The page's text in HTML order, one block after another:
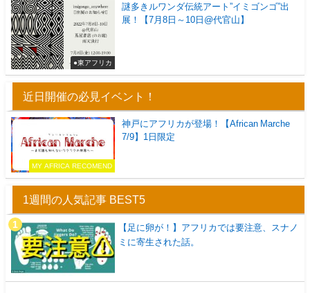
●東アフリカ
謎多きルワンダ伝統アート”イミゴンゴ”出
展！【7月8日～10日@代官山】
近日開催の必見イベント！
MY AFRICA RECOMEND
神戸にアフリカが登場！【African Marche
7/9】1日限定
1週間の人気記事 BEST5
【足に卵が！】アフリカでは要注意、スナノ
ミに寄生された話。